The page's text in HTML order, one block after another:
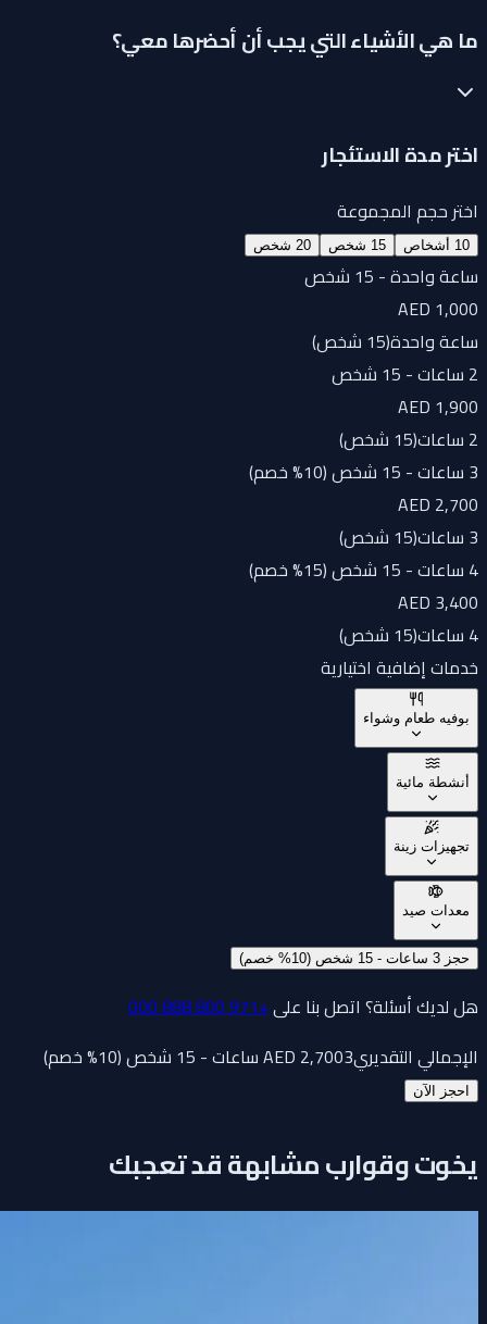
ما هي الأشياء التي يجب أن أحضرها معي؟
اختر مدة الاستئجار
اختر حجم المجموعة
10 أشخاص 15 شخص 20 شخص
ساعة واحدة - 15 شخص
AED 1,000
ساعة واحدة(15 شخص
AED 1,900
(15 شخص
AED 2,700
(15 شخص
4 ساعات - 15 شخص (15% خصم)
AED 3,400
4 ساعات
(15 شخص
خدمات إضافية اختيارية
بوفيه طعام وشواء
أنشطة مائية
تجهيزات زينة
معدات صيد
حجز 3 ساعات - 15 شخص (10% خصم)
هل لديك أسئلة؟ اتصل بنا على +971 800 888 000
الإجمالي التقديري
AED2,7003 ساعات - 15 شخص (10% خصم)
احجز الآن
يخوت وقوارب مشابهة قد تعجبك